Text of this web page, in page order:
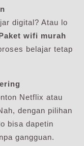
digital? Atau lo
wifi murah
belajar tetap
Netflix atau
dengan pilihan
bisa dapetin
gangguan.